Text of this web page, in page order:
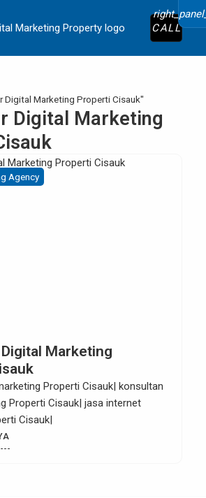
CALL
Digital Marketing Properti Cisauk"
Digital Marketing
Agency
Marketing
Properti Cisauk| konsultan
Properti Cisauk| jasa internet
Cisauk|